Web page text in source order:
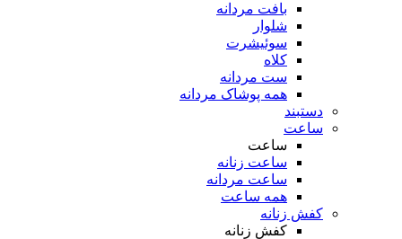
بافت مردانه
شلوار
سوئیشرت
کلاه
ست مردانه
همه پوشاک مردانه
دستبند
ساعت
ساعت
ساعت زنانه
ساعت مردانه
همه ساعت
کفش زنانه
کفش زنانه